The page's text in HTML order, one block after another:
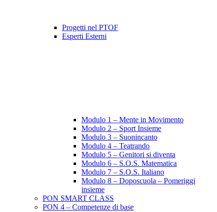
Progetti nel PTOF
Esperti Esterni
Modulo 1 – Mente in Movimento
Modulo 2 – Sport Insieme
Modulo 3 – Suonincanto
Modulo 4 – Teatrando
Modulo 5 – Genitori si diventa
Modulo 6 – S.O.S. Matematica
Modulo 7 – S.O.S. Italiano
Modulo 8 – Doposcuola – Pomeriggi
insieme
PON SMART CLASS
PON 4 – Competenze di base